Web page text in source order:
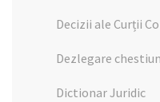
Decizii ale Curții
Dezlegare
Dictionar Juridic